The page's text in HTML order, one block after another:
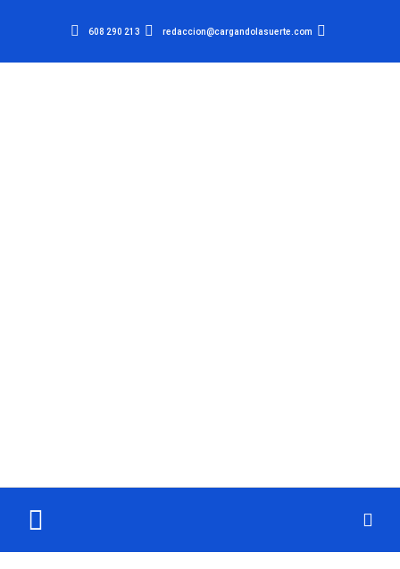
608 290 213 redaccion@cargandolasuerte.com